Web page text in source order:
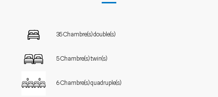
35 Chambre(s) double(s)
5 Chambre(s) twin(s)
6 Chambre(s) quadruple(s)